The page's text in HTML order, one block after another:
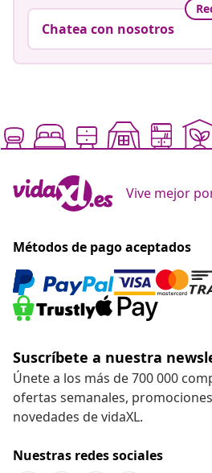
Chatea con nosotros
Vive mejor
Métodos de pago aceptados
Suscríbete a nuestra
Únete a los más de 700 000
ofertas semanales,
novedades de vidaXL.
Nuestras redes sociales